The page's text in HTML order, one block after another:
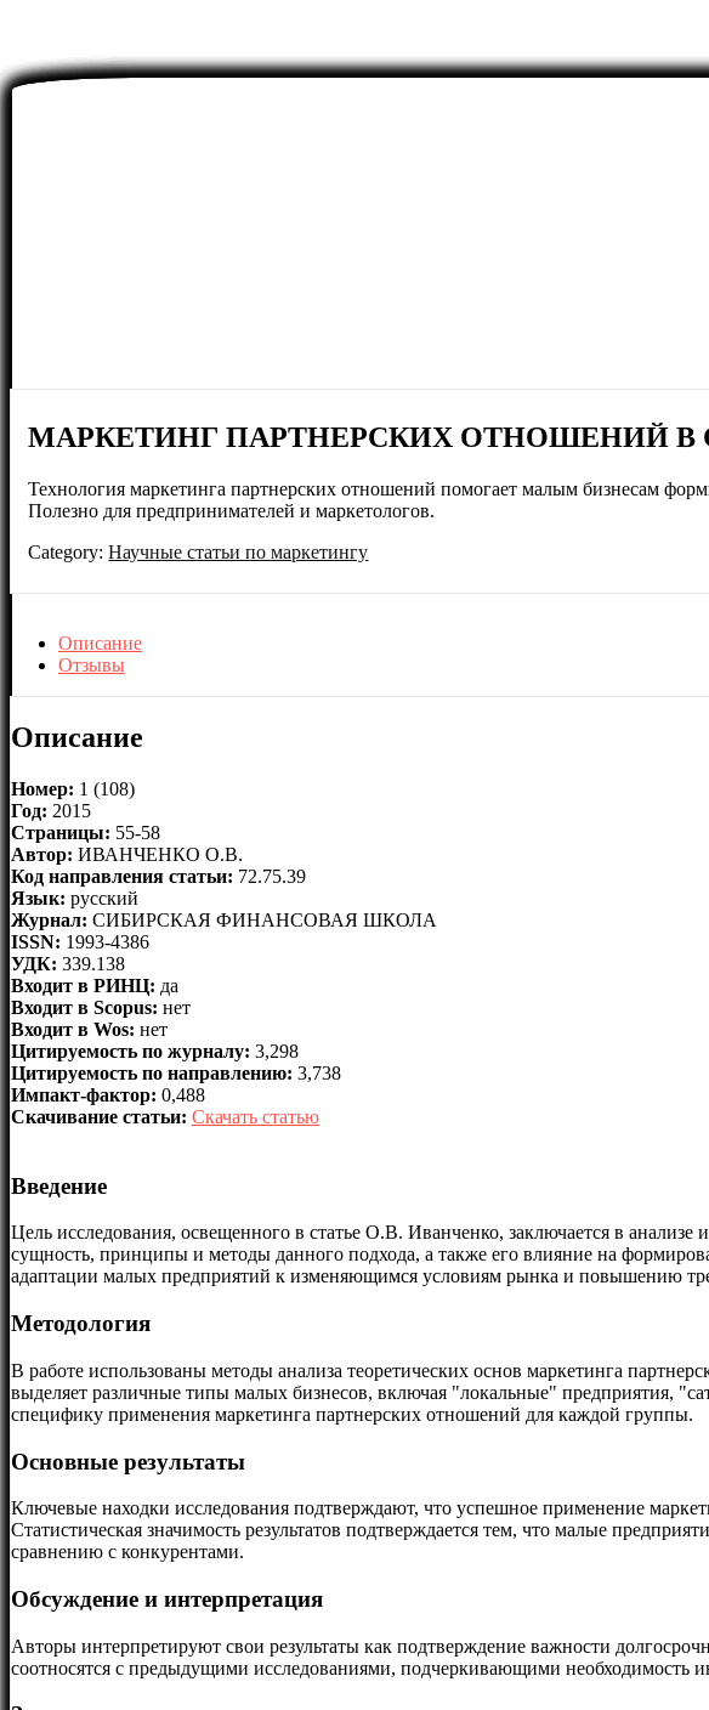
МАРКЕТИНГ ПАРТНЕРСКИХ ОТНОШЕНИЙ В
Технология маркетинга партнерских отношений помогает малым бизнесам
Полезно для предпринимателей и маркетологов.
Category:Научные статьи по маркетингу
Описание
Отзывы
Описание
Номер: 1 (108)
Год: 2015
Страницы: 55-58
Автор: ИВАНЧЕНКО О.В.
Код направления статьи: 72.75.39
Язык: русский
Журнал: СИБИРСКАЯ ФИНАНСОВАЯ ШКОЛА
ISSN: 1993-4386
УДК: 339.138
Входит в РИНЦ: да
Входит в Scopus: нет
Входит в Wos: нет
Цитируемость по журналу: 3,298
Цитируемость по направлению: 3,738
Импакт-фактор: 0,488
Скачивание статьи: Скачать статью
Введение
Цель исследования, освещенного в статье О.В. Иванченко, заключается в
сущность, принципы и методы данного подхода, а также его влияние на
адаптации малых предприятий к изменяющимся условиям рынка и повышению
Методология
В работе использованы методы анализа теоретических основ маркетинга
выделяет различные типы малых бизнесов, включая "локальные" предприятия,
специфику применения маркетинга партнерских отношений для каждой группы.
Основные результаты
Ключевые находки исследования подтверждают, что успешное применение
Статистическая значимость результатов подтверждается тем, что малые
сравнению с конкурентами.
Обсуждение и интерпретация
Авторы интерпретируют свои результаты как подтверждение важности
соотносятся с предыдущими исследованиями, подчеркивающими необходимость